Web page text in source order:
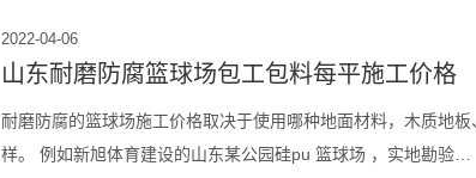
2022-04-06
山东耐磨防腐篮球场包工包料每平施工价格
耐磨防腐的篮球场施工价格取决于使用哪种地面材料，木质地
样。 例如新旭体育建设的山东某公园硅pu 篮球场 ，实地勘验…